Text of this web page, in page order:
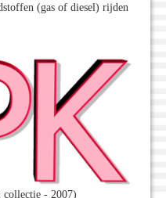
(gas of diesel) rijden
collectie - 2007)